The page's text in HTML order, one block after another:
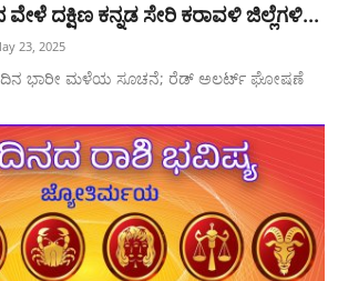
ವೇಳೆ ದಕ್ಷಿಣ ಕನ್ನಡ ಸೇರಿ ಕರಾವಳಿ ಜಿಲ್ಲೆಗಳಿ...
23, 2025
ದಿನ ಭಾರೀ ಮಳೆಯ ಸೂಚನೆ; ರೆಡ್‌ ಅಲರ್ಟ್‌ ಘೋಷಣೆ